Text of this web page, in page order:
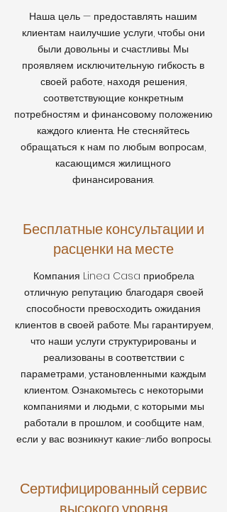
Наша цель — предоставлять нашим
клиентам наилучшие услуги, чтобы они
были довольны и счастливы. Мы
проявляем исключительную гибкость в
своей работе, находя решения,
соответствующие конкретным
потребностям и финансовому положению
каждого клиента. Не стесняйтесь
обращаться к нам по любым вопросам,
касающимся жилищного
финансирования.
Бесплатные консультации и
расценки на месте
Компания Linea Casa приобрела
отличную репутацию благодаря своей
способности превосходить ожидания
клиентов в своей работе. Мы гарантируем,
что наши услуги структурированы и
реализованы в соответствии с
параметрами, установленными каждым
клиентом. Ознакомьтесь с некоторыми
компаниями и людьми, с которыми мы
работали в прошлом, и сообщите нам,
если у вас возникнут какие-либо вопросы.
Сертифицированный сервис